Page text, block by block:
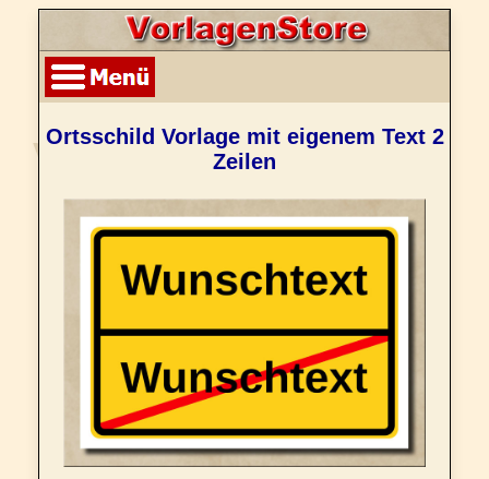
Ortsschild Vorlage mit eigenem Text 2
Zeilen